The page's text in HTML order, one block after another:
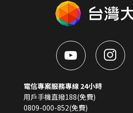
電信專案服務專線 24小時
用戶手機直撥188(免費)
0809-000-852(免費)